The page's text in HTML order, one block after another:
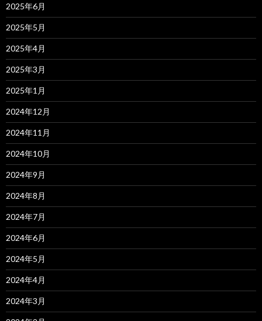
2025年6月
2025年5月
2025年4月
2025年3月
2025年1月
2024年12月
2024年11月
2024年10月
2024年9月
2024年8月
2024年7月
2024年6月
2024年5月
2024年4月
2024年3月